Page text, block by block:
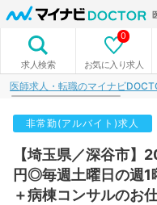
求人検索 お気に入り求人
0
医師求人・転職のマイナビ
非常勤(アルバイト)求人
【埼玉県／深谷市
円◎毎週土曜日の週
＋病棟コンサルのお